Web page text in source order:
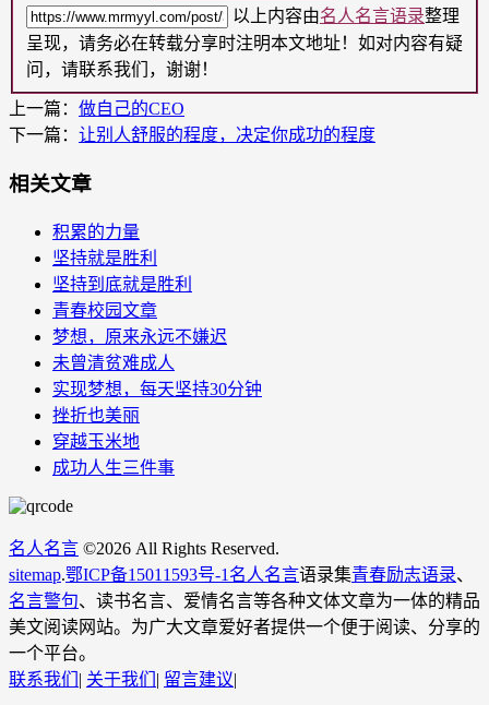
以上内容由名人名言语录整理
呈现，请务必在转载分享时注明本文地址！如对内容有疑
问，请联系我们，谢谢！
上一篇： 做自己的CEO
下一篇： 让别人舒服的程度，决定你成功的程度
相关文章
积累的力量
坚持就是胜利
坚持到底就是胜利
青春校园文章
梦想，原来永远不嫌迟
未曾清贫难成人
实现梦想，每天坚持30分钟
挫折也美丽
穿越玉米地
成功人生三件事
名人名言 ©2026 All Rights Reserved.
sitemap.鄂ICP备15011593号-1 名人名言语录集青春励志语录、
名言警句、读书名言、爱情名言等各种文体文章为一体的精品
美文阅读网站。为广大文章爱好者提供一个便于阅读、分享的
一个平台。
联系我们 | 关于我们 | 留言建议|